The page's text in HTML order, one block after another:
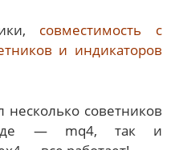
совместимость с
и индикаторов
советников
— mq4, так и